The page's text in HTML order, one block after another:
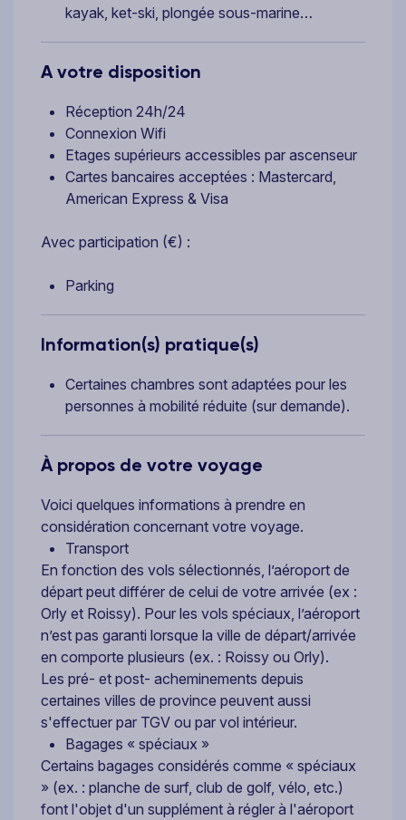
kayak, ket-ski, plongée sous-marine…
A votre disposition
Réception 24h/24
Connexion Wifi
Etages supérieurs accessibles par ascenseur
Cartes bancaires acceptées : Mastercard,
American Express & Visa
Avec participation (€) :
Parking
Information(s) pratique(s)
Certaines chambres sont adaptées pour les
personnes à mobilité réduite (sur demande).
À propos de votre voyage
Voici quelques informations à prendre en
considération concernant votre voyage.
Transport
En fonction des vols sélectionnés, l’aéroport de
départ peut différer de celui de votre arrivée (ex :
Orly et Roissy). Pour les vols spéciaux, l’aéroport
n’est pas garanti lorsque la ville de départ/arrivée
en comporte plusieurs (ex. : Roissy ou Orly).
Les pré- et post- acheminements depuis
certaines villes de province peuvent aussi
s'effectuer par TGV ou par vol intérieur.
Bagages « spéciaux »
Certains bagages considérés comme « spéciaux
» (ex. : planche de surf, club de golf, vélo, etc.)
font l'objet d'un supplément à régler à l'aéroport